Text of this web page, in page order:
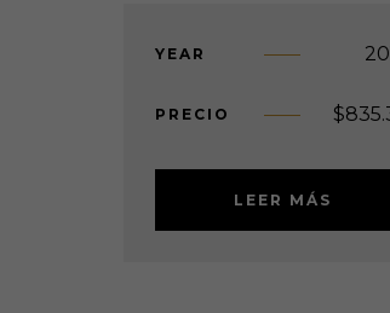
YEAR
PRECIO $
LEER MÁS